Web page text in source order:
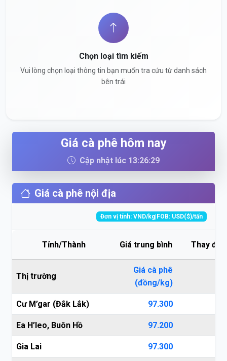
Chọn loại tìm kiếm
Vui lòng chọn loại thông tin bạn muốn tra cứu từ danh sách
bên trái
Giá cà phê hôm nay
Cập nhật lúc 13:26:29
Giá cà phê nội địa
Đơn vị tính: VND/kg|FOB: USD($)/tấn
Tỉnh/Thành Giá trung bình Thay đổi
Thị trường
Giá cà phê
(đồng/kg)
Cư M’gar (Đắk Lắk) 97.300
Ea H’leo, Buôn Hồ 97.200
Gia Lai 97.300